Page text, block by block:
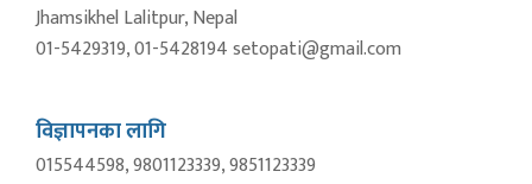
Jhamsikhel Lalitpur, Nepal
01-5429319, 01-5428194 setopati@gmail.com
विज्ञापनका लागि
015544598, 9801123339, 9851123339